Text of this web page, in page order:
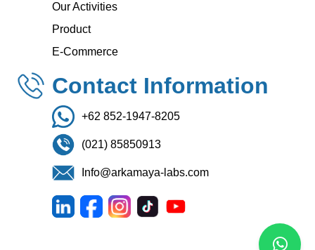
Our Activities
Product
E-Commerce
Contact Information
+62 852-1947-8205
(021) 85850913
Info@arkamaya-labs.com